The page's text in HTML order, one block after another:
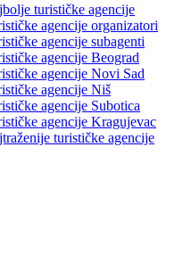
turističke agencije
agencije organizatori
agencije subagenti
agencije Beograd
agencije Novi Sad
agencije Niš
agencije Subotica
agencije Kragujevac
turističke agencije